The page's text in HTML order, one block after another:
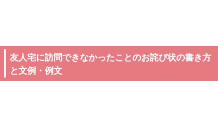
友人宅に訪問できなかったことのお詫び状の書き方
と文例・例文